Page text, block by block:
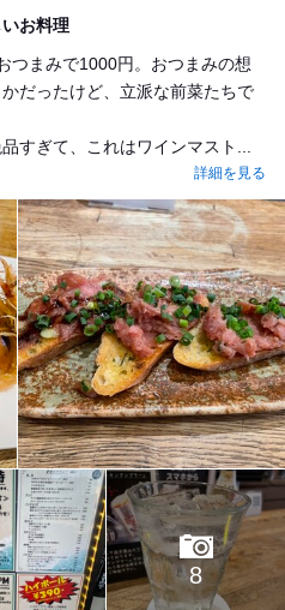
お料理
つまみで1000円。おつまみの想
だったけど、立派な前菜たちで
すぎて、これはワインマスト...
詳細を見る
8